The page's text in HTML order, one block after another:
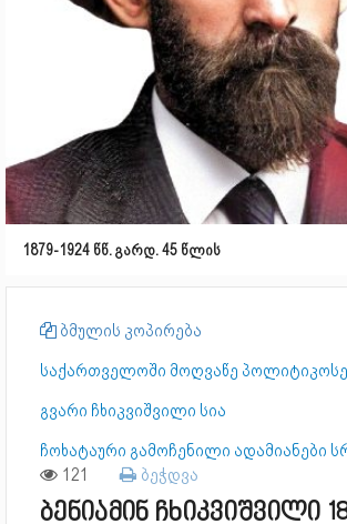
1879-1924 წწ. გარდ. 45 წლის
ბმულის კოპირება
საქართველოში მოღვაწე
გვარი ჩხიკვიშვილი სია
ჩოხატაური გამოჩენილი ადამიანები
121 ბეჭდვა
ბენიამინ ჩხიკვიშვილი